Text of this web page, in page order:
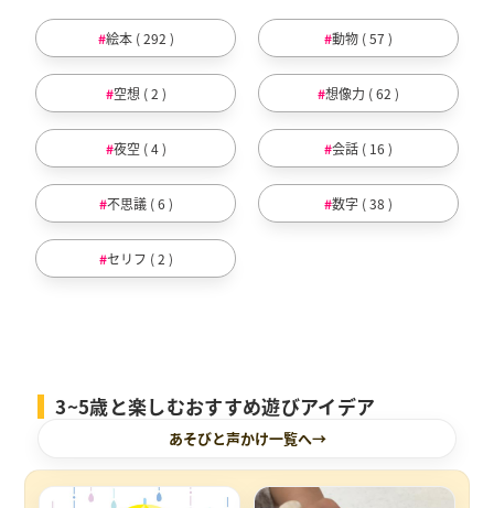
絵本 ( 292 ) 動物 ( 57 )
空想 ( 2 ) 想像力 ( 62 )
夜空 ( 4 ) 会話 ( 16 )
不思議 ( 6 ) 数字 ( 38 )
セリフ ( 2 )
3~5歳と楽しむおすすめ遊びアイデア
あそびと声かけ一覧へ